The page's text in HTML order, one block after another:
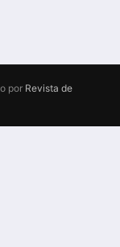
por Revista de